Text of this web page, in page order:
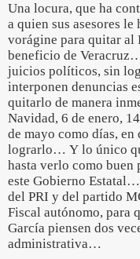
Una locura, que ha
a quien sus asesores
vorágine para quitar al
beneficio de
juicios políticos, sin
interponen denuncias
quitarlo de manera
Navidad, 6 de enero,
de mayo como días,
lograrlo… Y lo único
hasta verlo como buen
este Gobierno
del PRI y del partido
Fiscal autónomo, para
García piensen dos
administrativa…